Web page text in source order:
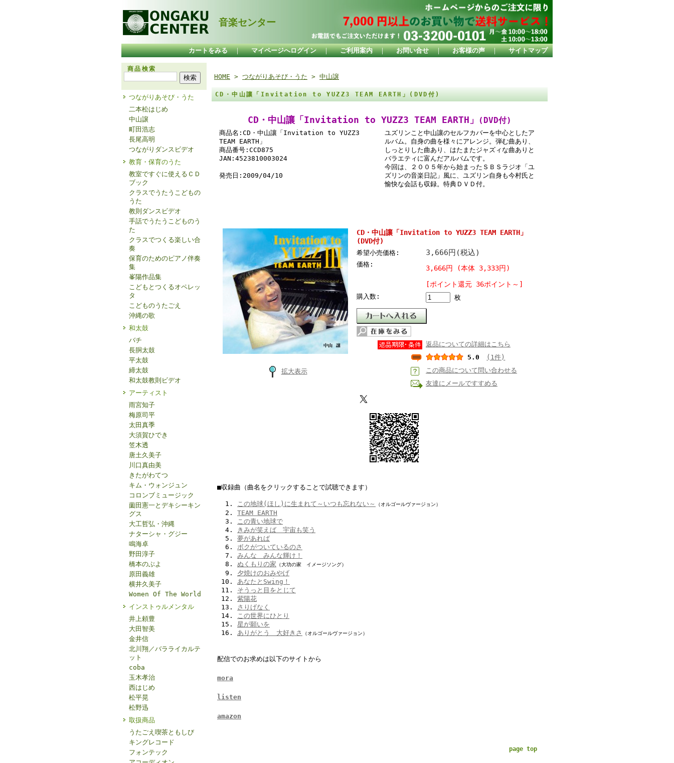
音楽センター
カートをみる ｜ マイページへログイン ｜ ご利用案内 ｜ お問い合せ ｜ お客様の声 ｜ サイトマップ
商品検索
つながりあそび・うた
二本松はじめ
中山譲
町田浩志
長尾高明
つながりダンスビデオ
教育・保育のうた
教室ですぐに使えるＣＤ
ブック
クラスでうたうこどもの
うた
教則ダンスビデオ
手話でうたうこどものう
た
クラスでつくる楽しい合
奏
保育のためのピアノ伴奏
集
峯陽作品集
こどもとつくるオペレッ
タ
こどものうたごえ
沖縄の歌
和太鼓
バチ
長胴太鼓
平太鼓
締太鼓
和太鼓教則ビデオ
アーティスト
雨宮知子
梅原司平
太田真季
大須賀ひでき
笠木透
唐土久美子
川口真由美
きたがわてつ
キム・ウォンジュン
コロンブミュージック
薗田憲一とデキシーキン
グス
大工哲弘・沖縄
ナターシャ・グジー
鳴海卓
野田淳子
橋本のぶよ
原田義雄
横井久美子
Women Of The World
インストゥルメンタル
井上頼豊
大田智美
金井信
北川翔／バラライカルテ
ット
coba
玉木孝治
西はじめ
松平晃
松野迅
取扱商品
うたごえ喫茶ともしび
キングレコード
フォンテック
HOME > つながりあそび・うた > 中山譲
CD・中山讓「Invitation to YUZZ3 TEAM EARTH」(DVD付)
CD・中山讓「Invitation to YUZZ3 TEAM EARTH」 (DVD付)
商品名:CD・中山讓「Invitation to YUZZ3
TEAM EARTH」
商品番号:CCD875
JAN:4523810003024
発売日:2009/04/10
ユズリンこと中山讓のセルフカバーを中心としたア
ルバム。自身の曲を様々にアレンジ。弾む曲あり、
しっとりした曲あり、はたまたジャズィな曲ありと
バラエティに富んだアルバムです。
今回は、２００５年から始まったＳＢＳラジオ「ユ
ズリンの音楽日記」風に、ユズリン自身も今村氏と
愉快な会話も収録。特典ＤＶＤ付。
拡大表示
CD・中山讓「Invitation to YUZZ3 TEAM EARTH」
(DVD付)
希望小売価格: 3,666円(税込)
価格:
3,666円 (本体 3,333円)
[ポイント還元 36ポイント～]
購入数: 枚
返品についての詳細はこちら
5.0
(1件)
この商品について問い合わせる
友達にメールですすめる
■収録曲 （曲名をクリックすることで試聴できます）
この地球(ほし)に生まれて ～いつも忘れない～ （オルゴールヴァージョン）
TEAM EARTH
この青い地球で
きみが笑えば 宇宙も笑う
夢があれば
ボクがついているのさ
みんな みんな輝け！
ぬくもりの家 （大功の家 イメージソング）
夕焼けのおみやげ
あなたとSwing！
そうっと目をとじて
紫陽花
さりげなく
この世界にひとり
星が願いを
ありがとう 大好きさ
（オルゴールヴァージョン）
配信でのお求めは以下のサイトから
mora
listen
amazon
page top